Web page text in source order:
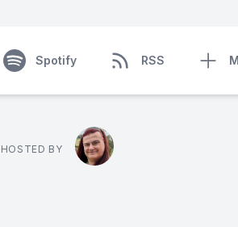
Spotify RSS
HOSTED BY